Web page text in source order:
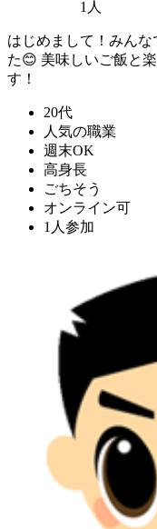
1人
はじめまして！みん
た😊 美味しいご飯と
す！
20代
人気の職業
週末OK
高身長
ごちそう
オンライン可
1人参加